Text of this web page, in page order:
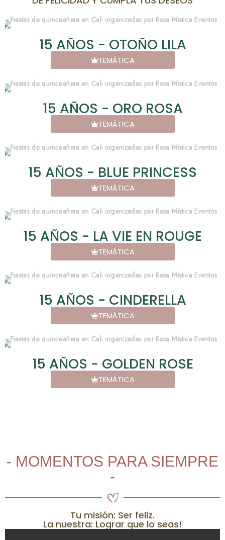
15 AÑOS - OTOÑO LILA
TEMÁTICA
15 AÑOS - ORO ROSA
TEMÁTICA
15 AÑOS - BLUE PRINCESS
TEMÁTICA
15 AÑOS - LA VIE EN ROUGE
TEMÁTICA
15 AÑOS - CINDERELLA
TEMÁTICA
15 AÑOS - GOLDEN ROSE
TEMÁTICA
- MOMENTOS PARA SIEMPRE
-
Tu misión: Ser feliz.
La nuestra: Lograr que lo seas!